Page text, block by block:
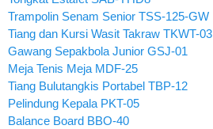
Trampolin Senam Senior TSS-125-GW
Tiang dan Kursi Wasit Takraw TKWT-03
Gawang Sepakbola Junior GSJ-01
Meja Tenis Meja MDF-25
Tiang Bulutangkis Portabel TBP-12
Pelindung Kepala PKT-05
Balance Board BBO-40